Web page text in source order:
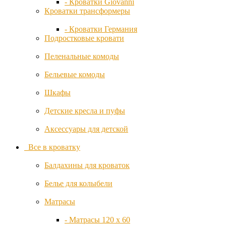
- Кроватки Giovanni
Кроватки трансформеры
- Кроватки Германия
Подростковые кровати
Пеленальные комоды
Бельевые комоды
Шкафы
Детские кресла и пуфы
Аксессуары для детской
Все в кроватку
Балдахины для кроваток
Белье для колыбели
Матрасы
- Матрасы 120 x 60